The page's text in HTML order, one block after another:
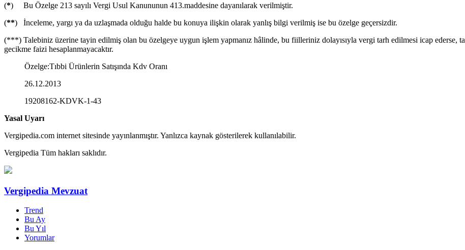
(*) Bu Özelge 213 sayılı Vergi Usul Kanununun 413.maddesine dayanılarak verilmiştir.
(**) İnceleme, yargı ya da uzlaşmada olduğu halde bu konuya ilişkin olarak yanlış bilgi verilmiş ise bu özelge geçersizdir.
(***) Talebiniz üzerine tayin edilmiş olan bu özelgeye uygun işlem yapmanız hâlinde, bu fiilleriniz dolayısıyla vergi tarh edilmesi icap ederse,
gecikme faizi hesaplanmayacaktır.
Özelge:Tıbbi Ürünlerin Satışında Kdv Oranı
26.12.2013
19208162-KDVK-1-43
Yasal Uyarı
Vergipedia.com internet sitesinde yayınlanmıştır. Yanlızca kaynak gösterilerek kullanılabilir.
Vergipedia Tüm hakları saklıdır.
Vergipedia Mevzuat
Trend
Bu Ay
Bu Yıl
Yorumlar